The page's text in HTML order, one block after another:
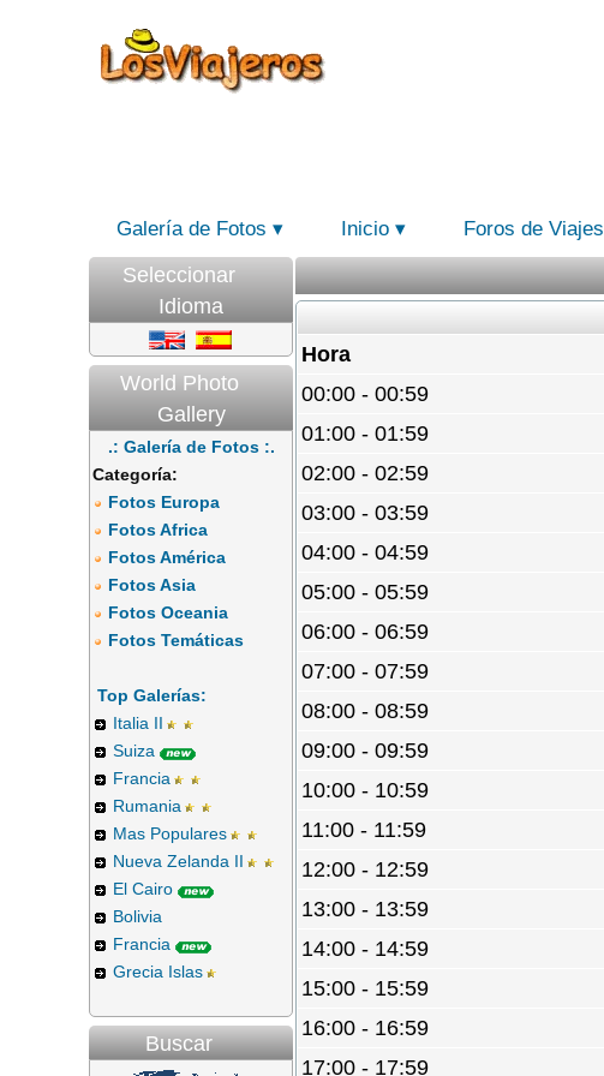
Galería de Fotos Inicio Foros de Viajes
Seleccionar
Idioma
World Photo
Gallery
.: Galería de Fotos :.
Categoría:
Fotos Europa
Fotos Africa
Fotos América
Fotos Asia
Fotos Oceania
Fotos Temáticas
Top Galerías:
Italia II
Suiza
Francia
Rumania
Mas Populares
Nueva Zelanda II
El Cairo
Bolivia
Francia
Grecia Islas
Buscar
Hora
00:00 - 00:59
01:00 - 01:59
02:00 - 02:59
03:00 - 03:59
04:00 - 04:59
05:00 - 05:59
06:00 - 06:59
07:00 - 07:59
08:00 - 08:59
09:00 - 09:59
10:00 - 10:59
11:00 - 11:59
12:00 - 12:59
13:00 - 13:59
14:00 - 14:59
15:00 - 15:59
16:00 - 16:59
17:00 - 17:59